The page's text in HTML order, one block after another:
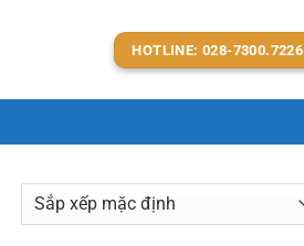
HOTLINE: 028-7300.7226